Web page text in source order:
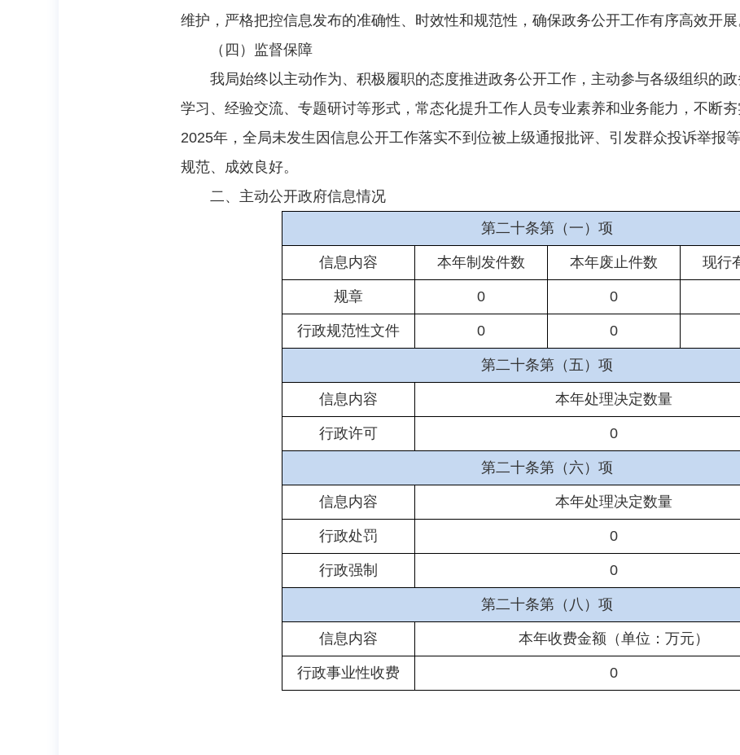
维护，严格把控信息发布的准确性、时效性和规范性，确保政务公开工作有序高效开展
（四）监督保障
我局始终以主动作为、积极履职的态度推进政务公开工作，主动参与各级组织的
学习、经验交流、专题研讨等形式，常态化提升工作人员专业素养和业务能力，不断夯
2025年，全局未发生因信息公开工作落实不到位被上级通报批评、引发群众投诉举报
规范、成效良好。
二、主动公开政府信息情况
第二十条第（一）项
信息内容 本年制发件数 本年废止件数 现行
规章 0 0
行政规范性文件 0 0
第二十条第（五）项
信息内容 本年处理决定数量
行政许可 0
第二十条第（六）项
信息内容 本年处理决定数量
行政处罚 0
行政强制 0
第二十条第（八）项
信息内容 本年收费金额（单位：万元）
行政事业性收费 0